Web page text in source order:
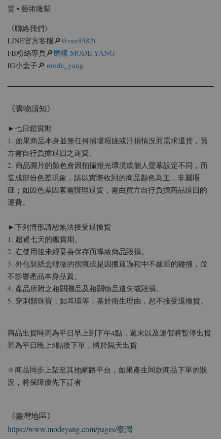
賣 • 藝術雕塑
《聯絡我們》
LINE官方客服🔎 @rax9582t
FB粉絲專頁🔎磨樣 MODE YANG
IG小盒子🔎 mode_yang
《購物須知》
►七日鑑賞期
1. 如果商品本身並無任何損壞瑕疵或汙損情況而需求退貨，買
方需自行負擔退回之運費。
2. 商品圖片的顏色會因拍攝燈光環境或個人螢幕設定不同，而
造成部份色差現象，請以實際收到的商品顏色為主，非屬瑕
疵；如因色差因素需辦理退貨，需由買方自行負擔商品退回的
運費。
►下列情形請恕無法接受退換貨
1. 超過七天的鑑賞期。
2. 在使用後未經妥善保存而導致商品毀損。
3. 外包裝紙盒輕微的摺痕或是因搬運過程中不嚴重的碰撞，並
不影響產品本身品質。
4. 產品所附之相關贈品及相關物品遺失或毀損。
5. 穿刺類珠寶，如耳環等，基於衛生理由，恕不接受退換貨。
商品出貨時間為平日早上到下午4點，週末以及連假將暫停出貨
若為平日晚上5點後下單，將於隔天出貨
🔆商品同步上架至其他網路平台，如果產生同款商品下單的狀
況，將保障優先下訂者
《臺灣地區》
https://www.modeyang.com/pages/臺灣